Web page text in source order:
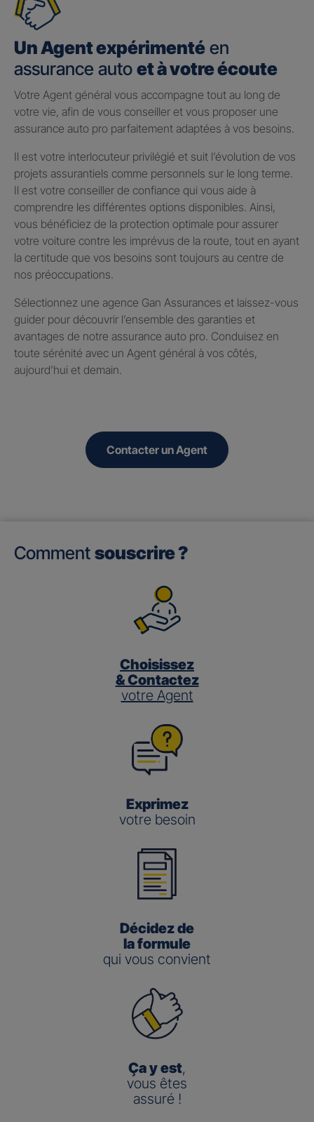
Un Agent expérimenté en
assurance auto et à votre écoute
Votre Agent général vous accompagne tout au long de
votre vie, afin de vous conseiller et vous proposer une
assurance auto pro parfaitement adaptées à vos besoins.
Il est votre interlocuteur privilégié et suit l’évolution de vos
projets assurantiels comme personnels sur le long terme.
Il est votre conseiller de confiance qui vous aide à
comprendre les différentes options disponibles. Ainsi,
vous bénéficiez de la protection optimale pour assurer
votre voiture contre les imprévus de la route, tout en ayant
la certitude que vos besoins sont toujours au centre de
nos préoccupations.
Sélectionnez une agence Gan Assurances et laissez-vous
guider pour découvrir l’ensemble des garanties et
avantages de notre assurance auto pro. Conduisez en
toute sérénité avec un Agent général à vos côtés,
aujourd’hui et demain.
Contacter un Agent
Comment souscrire ?
Choisissez
& Contactez
votre Agent
Exprimez
votre besoin
Décidez de
la formule
qui vous convient
Ça y est,
vous êtes
assuré !